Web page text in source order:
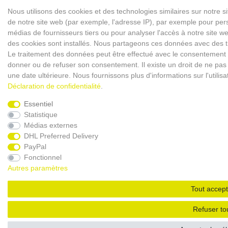
Nous utilisons des cookies et des technologies similaires sur notre
de notre site web (par exemple, l'adresse IP), par exemple pour
médias de fournisseurs tiers ou pour analyser l'accès à notre site
des cookies sont installés. Nous partageons ces données avec
Le traitement des données peut être effectué avec le
donner ou de refuser son consentement. Il existe un droit de ne
une date ultérieure. Nous fournissons plus d'informations sur
Déclaration de confidentialité
Essentiel
Statistique
Médias externes
DHL Preferred Delivery
PayPal
Fonctionnel
Autres paramètres
Tout
Refuser